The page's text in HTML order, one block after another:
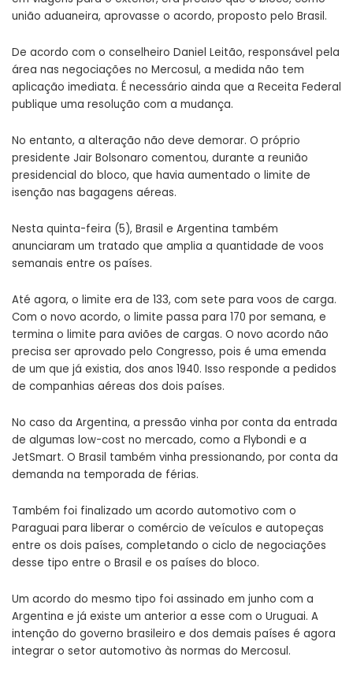
união aduaneira, aprovasse o acordo, proposto pelo Brasil.
De acordo com o conselheiro Daniel Leitão, responsável pela
área nas negociações no Mercosul, a medida não tem
aplicação imediata. É necessário ainda que a Receita Federal
publique uma resolução com a mudança.
No entanto, a alteração não deve demorar. O próprio
presidente Jair Bolsonaro comentou, durante a reunião
presidencial do bloco, que havia aumentado o limite de
isenção nas bagagens aéreas.
Nesta quinta-feira (5), Brasil e Argentina também
anunciaram um tratado que amplia a quantidade de voos
semanais entre os países.
Até agora, o limite era de 133, com sete para voos de carga.
Com o novo acordo, o limite passa para 170 por semana, e
termina o limite para aviões de cargas. O novo acordo não
precisa ser aprovado pelo Congresso, pois é uma emenda
de um que já existia, dos anos 1940. Isso responde a pedidos
de companhias aéreas dos dois países.
No caso da Argentina, a pressão vinha por conta da entrada
de algumas low-cost no mercado, como a Flybondi e a
JetSmart. O Brasil também vinha pressionando, por conta da
demanda na temporada de férias.
Também foi finalizado um acordo automotivo com o
Paraguai para liberar o comércio de veículos e autopeças
entre os dois países, completando o ciclo de negociações
desse tipo entre o Brasil e os países do bloco.
Um acordo do mesmo tipo foi assinado em junho com a
Argentina e já existe um anterior a esse com o Uruguai. A
intenção do governo brasileiro e dos demais países é agora
integrar o setor automotivo às normas do Mercosul.